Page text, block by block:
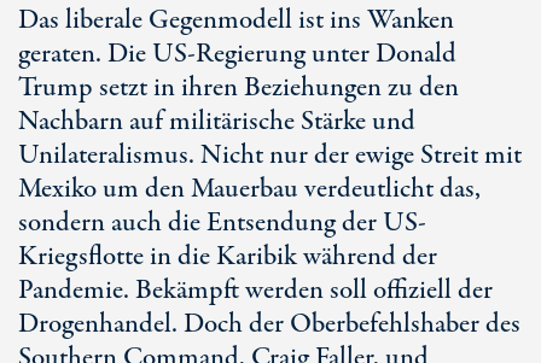
Das liberale Gegenmodell ist ins Wanken
geraten. Die US-Regierung unter Donald
Trump setzt in ihren Beziehungen zu den
Nachbarn auf militärische Stärke und
Unilateralismus. Nicht nur der ewige Streit mit
Mexiko um den Mauerbau verdeutlicht das,
sondern auch die Entsendung der US-
Kriegsflotte in die Karibik während der
Pandemie. Bekämpft werden soll offiziell der
Drogenhandel. Doch der Oberbefehlshaber des